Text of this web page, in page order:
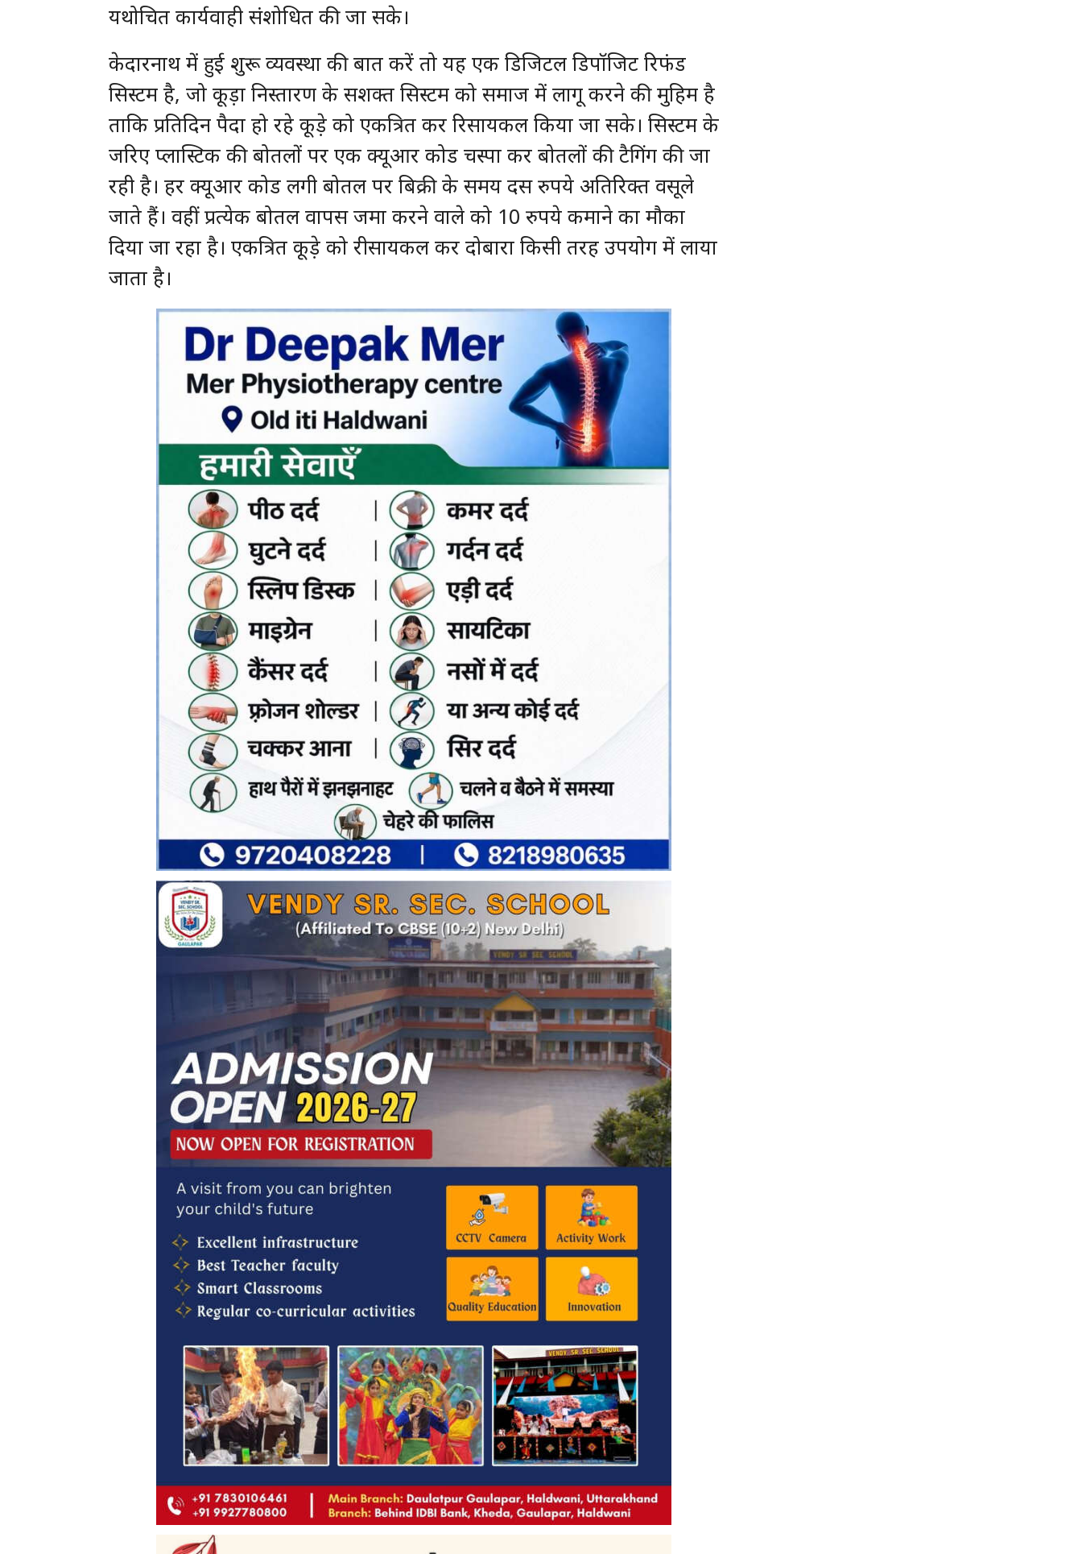
यथोचित कार्यवाही संशोधित की जा सके।
केदारनाथ में हुई शुरू व्यवस्था की बात करें तो यह एक डिजिटल डिपॉजिट रिफंड
सिस्टम है, जो कूड़ा निस्तारण के सशक्त सिस्टम को समाज में लागू करने की मुहिम है
ताकि प्रतिदिन पैदा हो रहे कूड़े को एकत्रित कर रिसायकल किया जा सके। सिस्टम के
जरिए प्लास्टिक की बोतलों पर एक क्यूआर कोड चस्पा कर बोतलों की टैगिंग की जा
रही है। हर क्यूआर कोड लगी बोतल पर बिक्री के समय दस रुपये अतिरिक्त वसूले
जाते हैं। वहीं प्रत्येक बोतल वापस जमा करने वाले को 10 रुपये कमाने का मौका
दिया जा रहा है। एकत्रित कूड़े को रीसायकल कर दोबारा किसी तरह उपयोग में लाया
जाता है।